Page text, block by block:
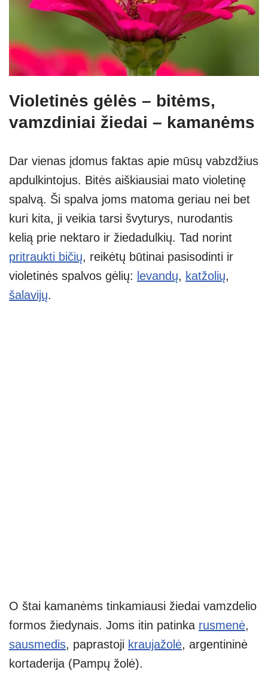
Violetinės gėlės – bitėms,
vamzdiniai žiedai – kamanėms
Dar vienas įdomus faktas apie mūsų vabzdžius
apdulkintojus. Bitės aiškiausiai mato violetinę
spalvą. Ši spalva joms matoma geriau nei bet
kuri kita, ji veikia tarsi švyturys, nurodantis
kelią prie nektaro ir žiedadulkių. Tad norint
pritraukti bičių, reikėtų būtinai pasisodinti ir
violetinės spalvos gėlių: levandų, katžolių,
šalavijų.
O štai kamanėms tinkamiausi žiedai vamzdelio
formos žiedynais. Joms itin patinka rusmenė,
sausmedis, paprastoji kraujažolė, argentininė
kortaderija (Pampų žolė).